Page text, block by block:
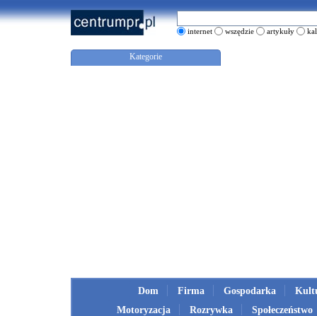
internet wszędzie artykuły
Kategorie
Dom Firma Gospodarka
Motoryzacja
Rozrywka Społeczeństwo